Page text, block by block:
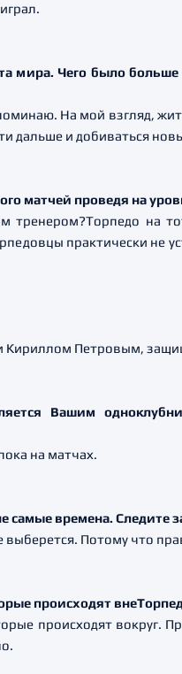
мира. Чего было
На мой взгляд,
дальше и добиваться
матчей проведя на
тренером?Торпедо на
практически не
Кириллом Петровым,
Вашим
на матчах.
времена. Следите
Потому что
происходят
происходят вокруг.